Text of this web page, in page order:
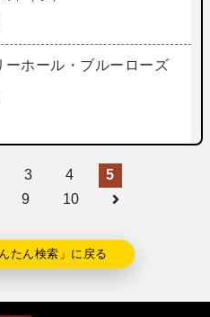
ーホール・ブルーローズ
3 4
5
9 10
たん検索」に戻る